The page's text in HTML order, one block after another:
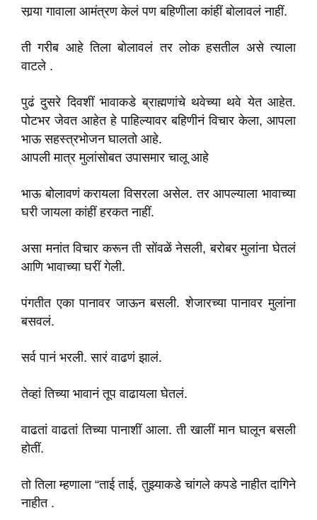
सार्‍या गावाला आमंत्रण केलं पण बहिणीला कांहीं बोलावलं नाहीं.
ती गरीब आहे तिला बोलावलं तर लोक हसतील असे त्याला
वाटले .
पुढं दुसरे दिवशीं भावाकडे ब्राह्मणांचे थवेच्या थवे येत आहेत.
पोटभर जेवत आहेत हे पाहिल्यावर बहिणीनं विचार केला, आपला
भाऊ सहस्त्रभोजन घालतो आहे.
आपली मात्र मुलांसोबत उपासमार चालू आहे
भाऊ बोलावणं करायला विसरला असेल. तर आपल्याला भावाच्या
घरी जायला कांहीं हरकत नाहीं.
असा मनांत विचार करून ती सोंवळें नेसली, बरोबर मुलांना घेतलं
आणि भावाच्या घरीं गेली.
पंगतीत एका पानावर जाऊन बसली. शेजारच्या पानावर मुलांना
बसवलं.
सर्व पानं भरली. सारं वाढणं झालं.
तेव्हां तिच्या भावानं तूप वाढायला घेतलं.
वाढतां वाढतां तिच्या पानाशीं आला. ती खालीं मान घालून बसली
होतीं.
तो तिला म्हणाला “ताई ताई, तुझ्याकडे चांगले कपडे नाहीत दागिने
नाहीत .